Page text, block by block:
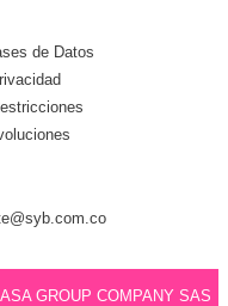
de Datos
GROUP COMPANY SAS